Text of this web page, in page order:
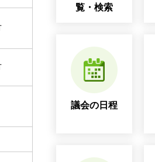
覧・検索
議会の日程